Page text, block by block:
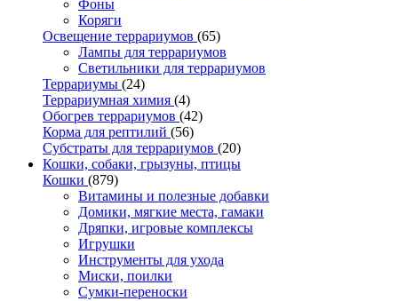
Фоны
Коряги
Освещение террариумов (65)
Лампы для террариумов
Светильники для террариумов
Террариумы (24)
Террариумная химия (4)
Обогрев террариумов (42)
Корма для рептилий (56)
Субстраты для террариумов (20)
Кошки, собаки, грызуны, птицы
Кошки (879)
Витамины и полезные добавки
Домики, мягкие места, гамаки
Дряпки, игровые комплексы
Игрушки
Инструменты для ухода
Миски, поилки
Сумки-переноски